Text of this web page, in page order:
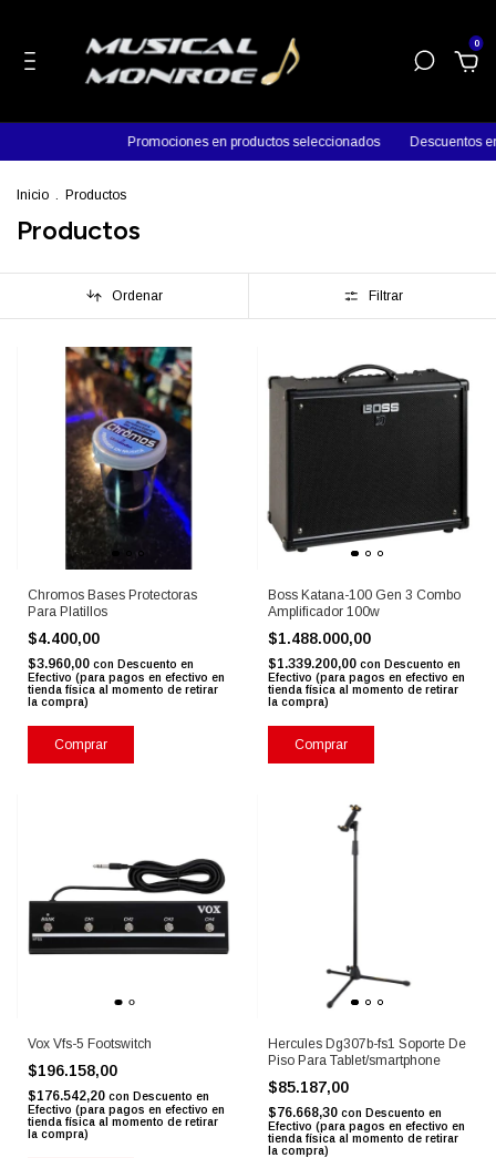
0
Promociones en productos seleccionados Descuentos en efectivo
Inicio . Productos
Productos
Ordenar Filtrar
Chromos Bases Protectoras
Para Platillos
$4.400,00
$3.960,00 con Descuento en
Efectivo (para pagos en efectivo en
tienda física al momento de retirar
la compra)
Boss Katana-100 Gen 3 Combo
Amplificador 100w
$1.488.000,00
$1.339.200,00 con Descuento en
Efectivo (para pagos en efectivo en
tienda física al momento de retirar
la compra)
Comprar
Vox Vfs-5 Footswitch
$196.158,00
$176.542,20 con Descuento en
Efectivo (para pagos en efectivo en
tienda física al momento de retirar
la compra)
Hercules Dg307b-fs1 Soporte De
Piso Para Tablet/smartphone
$85.187,00
$76.668,30 con Descuento en
Efectivo (para pagos en efectivo en
tienda física al momento de retirar
la compra)